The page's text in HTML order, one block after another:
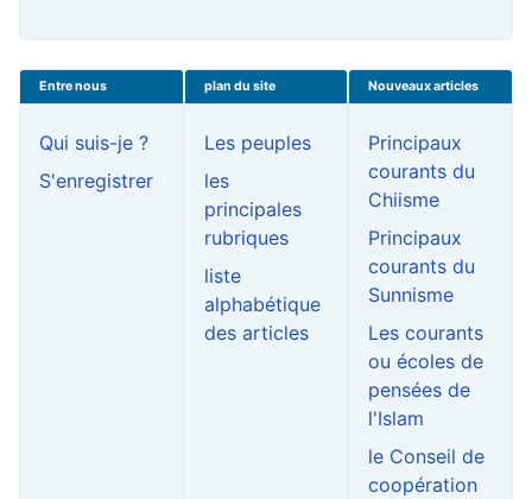
Entre nous
Qui suis-je ?
S'enregistrer
plan du site
Les peuples
les
principales
rubriques
liste
alphabétique
des articles
Nouveaux articles
Principaux
courants du
Chiisme
Principaux
courants du
Sunnisme
Les courants
ou écoles de
pensées de
l'Islam
le Conseil de
coopération